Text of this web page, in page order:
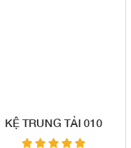
KỆ TRUNG TẢI 010